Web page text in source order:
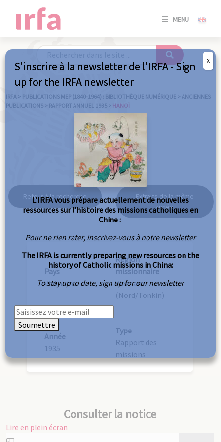
MENU
SE
/
IRFA > PUBLICATIONS MEP (1840-1964) : BIBLIOTHÈQUE NUMÉRIQUE > ANCIENNES
PUBLICATIONS > RAPPORT ANNUEL 1935 > HANOÏ
Hanoï
Retour à la recherche
Extraits de la même
année
Pays
Vietnam
Région
missionnaire
Vietnam
(Nord/Tonkin)
Année
1935
Type
Rapport des
missions
Consulter la notice
Lire en plein écran
Aller
S'inscrire à la newsletter de l'IRFA - Sign
up for the IRFA newsletter
L’IRFA vous prépare actuellement de nouvelles
ressources sur l’histoire des missions catholiques en
Chine :
Pour ne rien rater, inscrivez-vous à notre newsletter
The IRFA is currently preparing new resources on the
history of Catholic missions in China:
To stay up to date, sign up for our newsletter
Soumettre
X